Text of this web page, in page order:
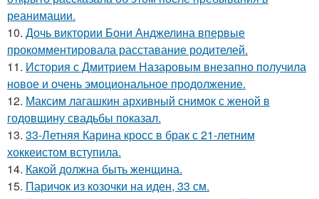
реанимации.
10. Дочь виктории Бони Анджелина впервые
прокомментировала расставание родителей.
11. История с Дмитрием Назаровым внезапно получила
новое и очень эмоциональное продолжение.
12. Максим лагашкин архивный снимок с женой в
годовщину свадьбы показал.
13. 33-Летняя Карина кросс в брак с 21-летним
хоккеистом вступила.
14. Какой должна быть женщина.
15. Паричок из козочки на иден, 33 см.